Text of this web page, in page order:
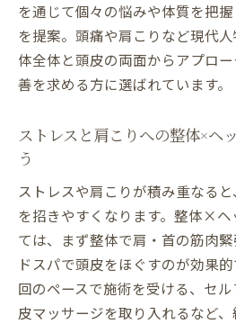
整体rapportが考える
実例
整体とヘッドスパで健
秘訣
整体とヘッドスパで心
北九州のヘッドスパが
掘り
ヘッドスパで頭痛や疲
ト
小倉で人気の整体×ヘ
を通じて個々の悩みや体質を把
を提案。頭痛や肩こりなど現代
体全体と頭皮の両面からアプロ
善を求める方に選ばれています。
ストレスと肩こりへの整体×ヘ
う
ストレスや肩こりが積み重なる
を招きやすくなります。整体×ヘ
ては、まず整体で肩・首の筋肉
ドスパで頭皮をほぐすのが効果
回のペースで施術を受ける、セ
皮マッサージを取り入れるなど